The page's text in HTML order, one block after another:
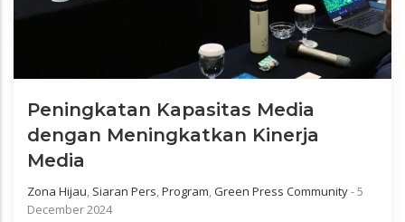
Peningkatan Kapasitas Media
dengan Meningkatkan Kinerja
Media
Zona Hijau, Siaran Pers,Program,Green Press Community-5
December 2024